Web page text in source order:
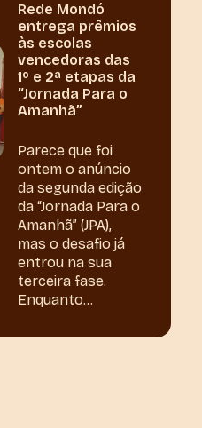
Rede Mondó
entrega prêmios
às escolas
vencedoras das
1º e 2ª etapas da
“Jornada Para o
Amanhã”
Parece que foi
ontem o anúncio
da segunda edição
da “Jornada Para o
Amanhã” (JPA),
mas o desafio já
entrou na sua
terceira fase.
Enquanto...